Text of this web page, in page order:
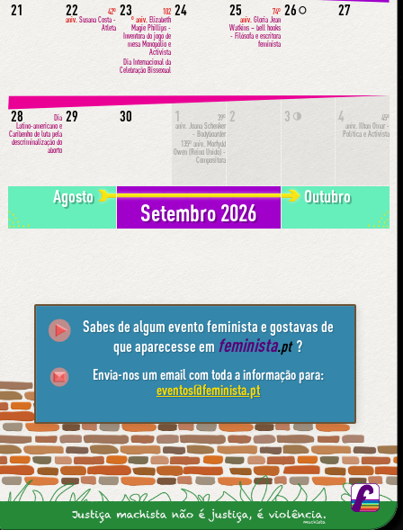
21 22
42º
aniv. Susana Costa -
Atleta
23
102
º aniv. Elizabeth
Magie Phillips -
Inventora do jogo de
mesa Monopólio e
Activista
Dia Internacional da
Celebração Bissexual
24 25
74º
aniv. Gloria Jean
Watkins ~ bell hooks
- Filósofa e escritora
feminista
26 🌕 27
28
Dia
Latino-americano e
Caribenho de luta pela
descriminalização do
aborto
29 30 1
39º
aniv.
Joana Schenker
- Bodyboarder
135º aniv.Morfydd
Owen (Reino Unido) -
Compositora
2 3 🌗 4
45º
aniv.
Ilhan Omar -
Política e Activista
Agosto
Setembro 2026
Outubro
Sabes de algum evento feminista e gostavas de
que aparecesse em feminista.pt ?
Envia-nos um email com toda a informação para:
eventos@feminista.pt